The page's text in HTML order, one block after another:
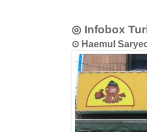
◎ Infobox
⊙ Haemul